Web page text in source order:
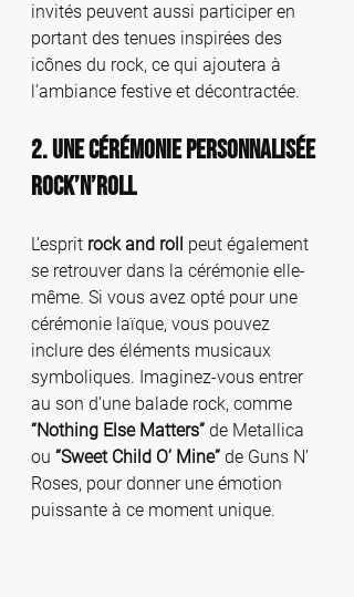
invités peuvent aussi participer en
portant des tenues inspirées des
icônes du rock, ce qui ajoutera à
l’ambiance festive et décontractée.
2. Une Cérémonie Personnalisée
Rock’n’Roll
L’esprit rock and roll peut également
se retrouver dans la cérémonie elle-
même. Si vous avez opté pour une
cérémonie laïque, vous pouvez
inclure des éléments musicaux
symboliques. Imaginez-vous entrer
au son d’une balade rock, comme
“Nothing Else Matters” de Metallica
ou “Sweet Child O’ Mine” de Guns N’
Roses, pour donner une émotion
puissante à ce moment unique.